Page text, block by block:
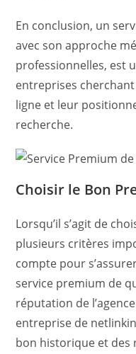
En conclusion, un
avec son approche
professionnelles, est
entreprises
ligne et leur
recherche.
Choisir le Bon
Lorsqu’il s’agit de
plusieurs critères
compte pour
service premium de
réputation de
entreprise de
bon historique et des